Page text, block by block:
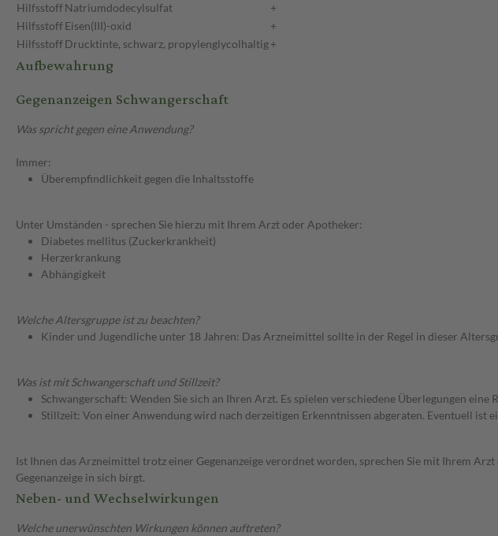
HilfsstoffNatriumdodecylsulfat
+
HilfsstoffEisen(III)-oxid
+
HilfsstoffDrucktinte, schwarz, propylenglycolhaltig+
Aufbewahrung
Gegenanzeigen Schwangerschaft
Was spricht gegen eine Anwendung?
Immer:
Überempfindlichkeit gegen die Inhaltsstoffe
Unter Umständen - sprechen Sie hierzu mit Ihrem Arzt oder Apotheker:
Diabetes mellitus (Zuckerkrankheit)
Herzerkrankung
Abhängigkeit
Welche Altersgruppe ist zu beachten?
Kinder und Jugendliche unter 18 Jahren: Das Arzneimittel sollte in der Regel in dieser
Was ist mit Schwangerschaft und Stillzeit?
Schwangerschaft: Wenden Sie sich an Ihren Arzt. Es spielen verschiedene Überlegungen
Stillzeit: Von einer Anwendung wird nach derzeitigen Erkenntnissen abgeraten. Eventuell ist
Ist Ihnen das Arzneimittel trotz einer Gegenanzeige verordnet worden, sprechen Sie mit Ihrem
Gegenanzeige in sich birgt.
Neben- und Wechselwirkungen
Welche unerwünschten Wirkungen können auftreten?